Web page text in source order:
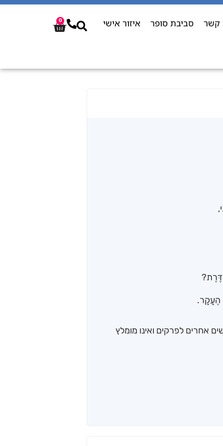
קשר סביבת סופר איזור אישי 0
הֶעָקָר.
אחרים לפרקים ואינו מומלץ